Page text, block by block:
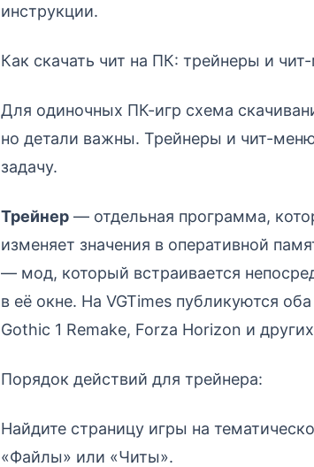
инструкции.
Как скачать чит на ПК: трейнеры и
Для одиночных ПК-игр схема
но детали важны. Трейнеры и чит-
задачу.
Трейнер — отдельная программа,
изменяет значения в оперативной
— мод, который встраивается
в её окне. На VGTimes публикуются
Gothic 1 Remake, Forza Horizon и
Порядок действий для трейнера:
Найдите страницу игры на
«Файлы» или «Читы».